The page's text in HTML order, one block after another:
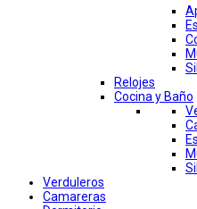
Relojes
Cocina y Baño
Verduleros
Camareras